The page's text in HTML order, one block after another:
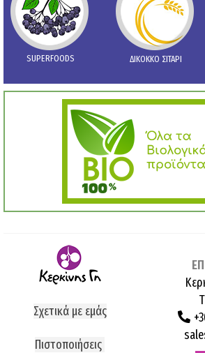
SUPERFOODS ΔΙΚΟΚΚΟ ΣΙΤΑΡΙ
Σχετικά με εμάς
Πιστοποιήσεις